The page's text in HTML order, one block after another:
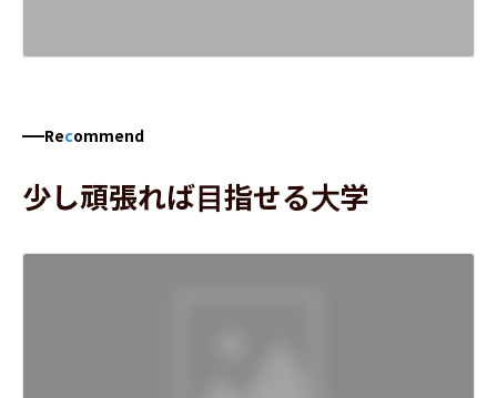
Recommend
少し頑張れば目指せる大学